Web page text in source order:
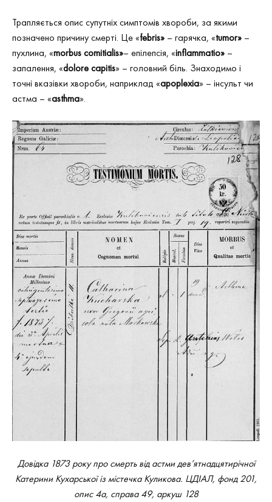
Трапляється опис супутніх симптомів хвороби, за якими
позначено причину смерті. Це «febris» – гарячка, «tumor» –
пухлина, «morbus comitialis»– епілепсія, «inflammatio» –
запалення, «dolorecapitis» – головний біль. Знаходимо і
точні вказівки хвороби, наприклад «apoplexia» – інсульт чи
астма – «asthma».
Довідка 1873 року про смерть від астми дев’ятнадцятирічної
Катерини Кухарської із містечка Куликова. ЦДІАЛ, фонд 201,
опис 4а, справа 49, аркуш 128